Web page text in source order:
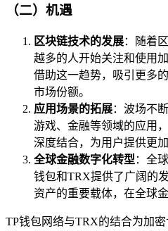
（二）机遇
区块链技术的发展：随着
越多的人开始关注和使用
借助这一趋势，吸引更多
市场份额。
应用场景的拓展：波场不
游戏、金融等领域的应用
深度结合，为用户提供更
全球金融数字化转型 ：全
钱包和TRX提供了广阔的
资产的重要载体，在全球
TP钱包网络与TRX的结合为加